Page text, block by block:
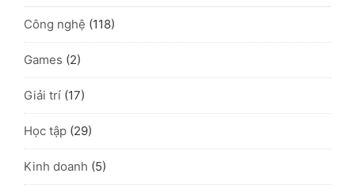
Công nghệ (118)
Games (2)
Giải trí (17)
Học tập (29)
Kinh doanh (5)